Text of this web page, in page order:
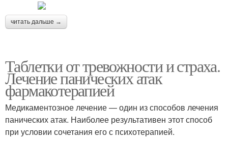
читать дальше →
Таблетки от тревожности и страха.
Лечение панических атак
фармакотерапией
Медикаментозное лечение — один из способов лечения
панических атак. Наиболее результативен этот способ
при условии сочетания его с психотерапией.